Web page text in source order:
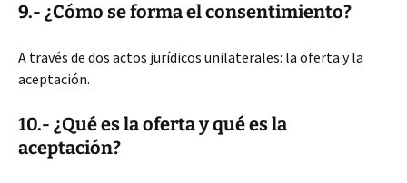
9.- ¿Cómo se forma el consentimiento?
A través de dos actos jurídicos unilaterales: la oferta y la
aceptación.
10.- ¿Qué es la oferta y qué es la
aceptación?